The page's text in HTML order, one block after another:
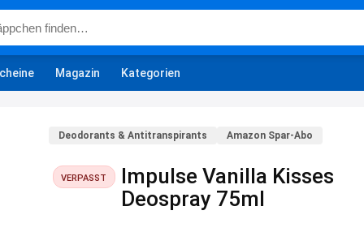
Magazin Kategorien
Deodorants & Antitranspirants Amazon Spar-Abo
VERPASST
Impulse Vanilla Kisses
Deospray 75ml